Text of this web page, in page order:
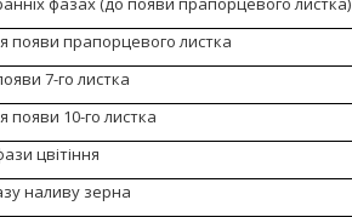
появи прапорцевого листка
7-го листка
появи 10-го листка
цвітіння
наливу зерна